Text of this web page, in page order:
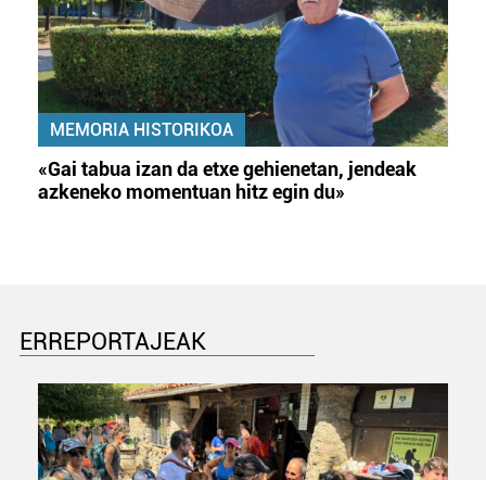
MEMORIA HISTORIKOA
«Gai tabua izan da etxe gehienetan, jendeak
azkeneko momentuan hitz egin du»
ERREPORTAJEAK